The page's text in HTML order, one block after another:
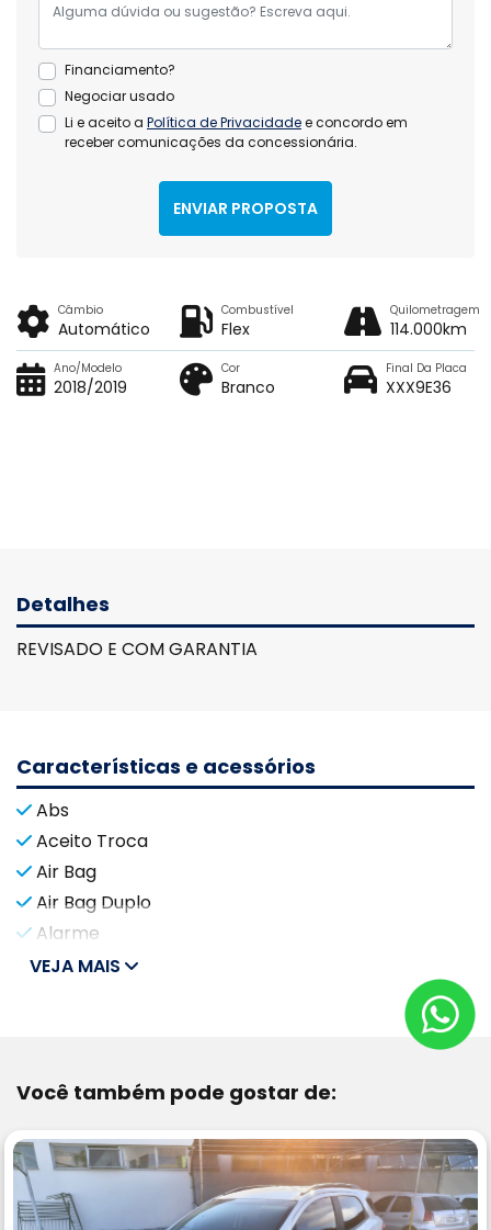
Financiamento?
Negociar usado
Li e aceito a Política de Privacidadee concordo em
receber comunicações da concessionária.
ENVIAR PROPOSTA
Câmbio
Automático
Combustível
Flex
Quilometragem
114.000km
Ano/Modelo
2018/2019
Cor
Branco
Final Da Placa
XXX9E36
Detalhes
REVISADO E COM GARANTIA
Características e acessórios
Abs
Aceito Troca
Air Bag
Air Bag Duplo
Alarme
VEJA MAIS
Você também pode gostar de: